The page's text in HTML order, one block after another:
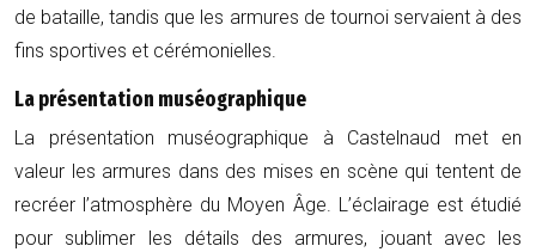
de bataille, tandis que les armures de tournoi servaient à des
fins sportives et cérémonielles.
La présentation muséographique
La présentation muséographique à Castelnaud met en
valeur les armures dans des mises en scène qui tentent de
recréer l’atmosphère du Moyen Âge. L’éclairage est étudié
pour sublimer les détails des armures, jouant avec les